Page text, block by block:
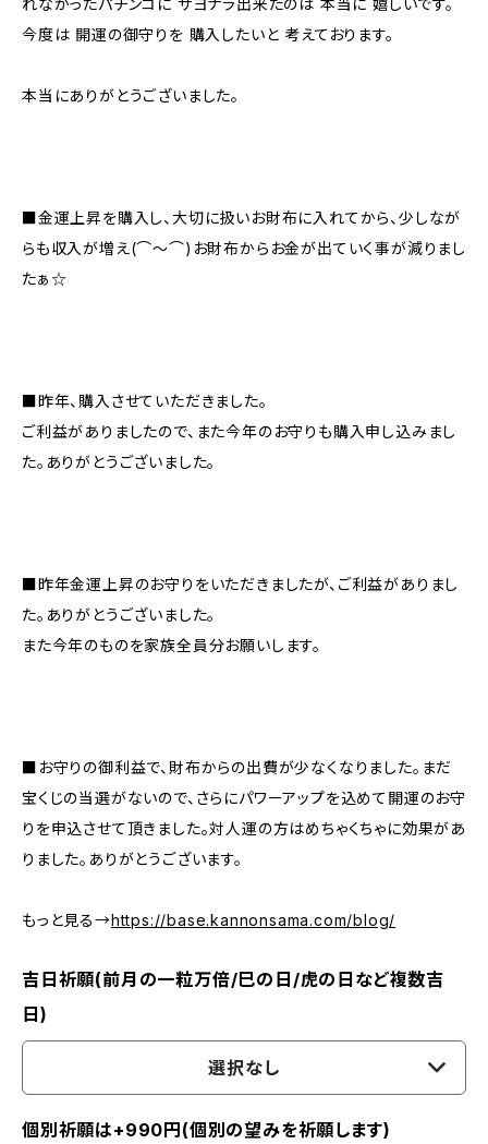
今度は 開運の御守りを 購入したいと 考えております。
本当にありがとうございました。
■金運上昇を購入し、大切に扱いお財布に入れてから、少しなが
らも収入が増え(⌒〜⌒)お財布からお金が出ていく事が減りまし
たぁ☆
■昨年、購入させていただきました。
ご利益がありましたので、また今年のお守りも購入申し込みまし
た。ありがとうございました。
■昨年金運上昇のお守りをいただきましたが、ご利益がありまし
た。ありがとうございました。
また今年のものを家族全員分お願いします。
■お守りの御利益で、財布からの出費が少なくなりました。まだ
宝くじの当選がないので、さらにパワーアップを込めて開運のお守
りを申込させて頂きました。対人運の方はめちゃくちゃに効果があ
りました。ありがとうございます。
もっと見る→https://base.kannonsama.com/blog/
吉日祈願(前月の一粒万倍/巳の日/虎の日など複数吉
日)
選択なし
個別祈願は+990円(個別の望みを祈願します)